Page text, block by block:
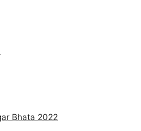
Bhata 2022